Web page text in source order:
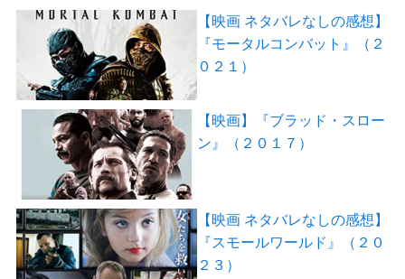
【映画 ネタバレなしの感想】
『モータルコンバット』（２
０２１）
【映画】『ブラッド・スロー
ン』（２０１７）
【映画 ネタバレなしの感想】
『スモールワールド』（２０
２３）